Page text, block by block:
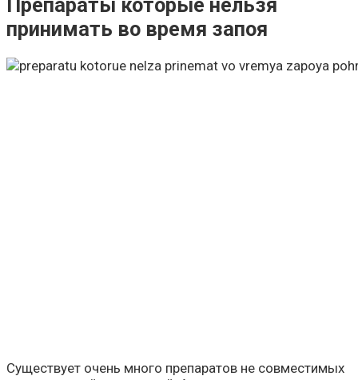
принимать во время запоя
Существует очень много препаратов не совместимых